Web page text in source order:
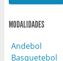
MODALIDADES
Andebol
Basquetebol